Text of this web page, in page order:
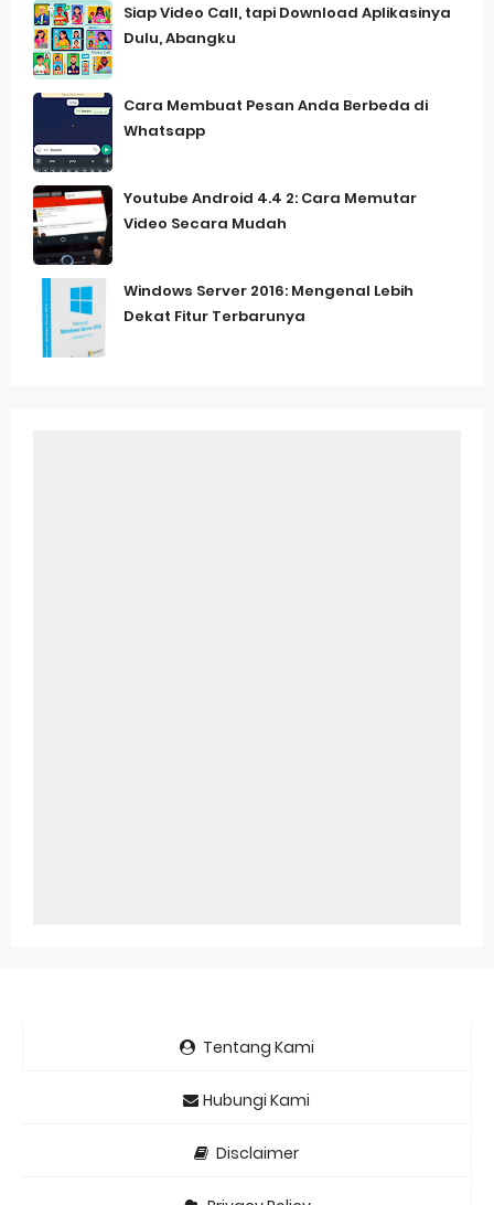
Siap Video Call, tapi Download Aplikasinya
Dulu, Abangku
Cara Membuat Pesan Anda Berbeda di
Whatsapp
Youtube Android 4.4 2: Cara Memutar
Video Secara Mudah
Windows Server 2016: Mengenal Lebih
Dekat Fitur Terbarunya
Tentang Kami
Hubungi Kami
Disclaimer